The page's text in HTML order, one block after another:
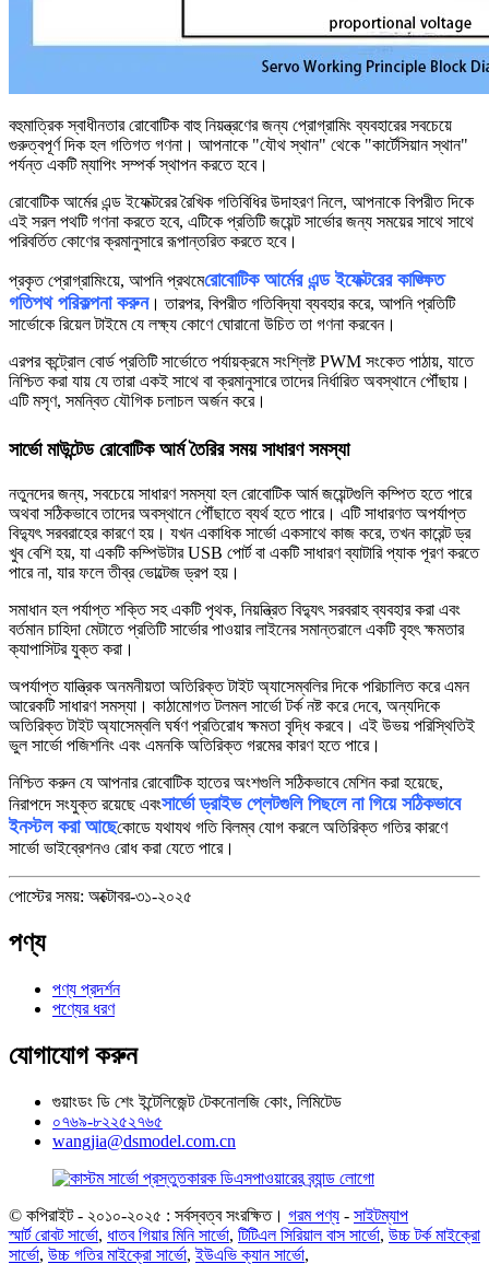
বহুমাত্রিক স্বাধীনতার রোবোটিক বাহু নিয়ন্ত্রণের জন্য প্রোগ্রামিং ব্যবহারের সবচেয়ে
গুরুত্বপূর্ণ দিক হল গতিগত গণনা। আপনাকে "যৌথ স্থান" থেকে "কার্টেসিয়ান স্থান"
পর্যন্ত একটি ম্যাপিং সম্পর্ক স্থাপন করতে হবে।
রোবোটিক আর্মের এন্ড ইফেক্টরের রৈখিক গতিবিধির উদাহরণ নিলে, আপনাকে বিপরীত দিকে
এই সরল পথটি গণনা করতে হবে, এটিকে প্রতিটি জয়েন্ট সার্ভোর জন্য সময়ের সাথে সাথে
পরিবর্তিত কোণের ক্রমানুসারে রূপান্তরিত করতে হবে।
প্রকৃত প্রোগ্রামিংয়ে, আপনি প্রথমেরোবোটিক আর্মের এন্ড ইফেক্টরের কাঙ্ক্ষিত
গতিপথ পরিকল্পনা করুন। তারপর, বিপরীত গতিবিদ্যা ব্যবহার করে, আপনি প্রতিটি
সার্ভোকে রিয়েল টাইমে যে লক্ষ্য কোণে ঘোরানো উচিত তা গণনা করবেন।
এরপর কন্ট্রোল বোর্ড প্রতিটি সার্ভোতে পর্যায়ক্রমে সংশ্লিষ্ট PWM সংকেত পাঠায়, যাতে
নিশ্চিত করা যায় যে তারা একই সাথে বা ক্রমানুসারে তাদের নির্ধারিত অবস্থানে পৌঁছায়।
এটি মসৃণ, সমন্বিত যৌগিক চলাচল অর্জন করে।
সার্ভো মাউন্টেড রোবোটিক আর্ম তৈরির সময় সাধারণ সমস্যা
নতুনদের জন্য, সবচেয়ে সাধারণ সমস্যা হল রোবোটিক আর্ম জয়েন্টগুলি কম্পিত হতে পারে
অথবা সঠিকভাবে তাদের অবস্থানে পৌঁছাতে ব্যর্থ হতে পারে। এটি সাধারণত অপর্যাপ্ত
বিদ্যুৎ সরবরাহের কারণে হয়। যখন একাধিক সার্ভো একসাথে কাজ করে, তখন কারেন্ট ড্র
খুব বেশি হয়, যা একটি কম্পিউটার USB পোর্ট বা একটি সাধারণ ব্যাটারি প্যাক পূরণ করতে
পারে না, যার ফলে তীব্র ভোল্টেজ ড্রপ হয়।
সমাধান হল পর্যাপ্ত শক্তি সহ একটি পৃথক, নিয়ন্ত্রিত বিদ্যুৎ সরবরাহ ব্যবহার করা এবং
বর্তমান চাহিদা মেটাতে প্রতিটি সার্ভোর পাওয়ার লাইনের সমান্তরালে একটি বৃহৎ ক্ষমতার
ক্যাপাসিটর যুক্ত করা।
অপর্যাপ্ত যান্ত্রিক অনমনীয়তা অতিরিক্ত টাইট অ্যাসেম্বলির দিকে পরিচালিত করে এমন
আরেকটি সাধারণ সমস্যা। কাঠামোগত টলমল সার্ভো টর্ক নষ্ট করে দেবে, অন্যদিকে
অতিরিক্ত টাইট অ্যাসেম্বলি ঘর্ষণ প্রতিরোধ ক্ষমতা বৃদ্ধি করবে। এই উভয় পরিস্থিতিই
ভুল সার্ভো পজিশনিং এবং এমনকি অতিরিক্ত গরমের কারণ হতে পারে।
নিশ্চিত করুন যে আপনার রোবোটিক হাতের অংশগুলি সঠিকভাবে মেশিন করা হয়েছে,
নিরাপদে সংযুক্ত রয়েছে এবংসার্ভো ড্রাইভ প্লেটগুলি পিছলে না গিয়ে সঠিকভাবে
ইনস্টল করা আছেকোডে যথাযথ গতি বিলম্ব যোগ করলে অতিরিক্ত গতির কারণে
সার্ভো ভাইব্রেশনও রোধ করা যেতে পারে।
পোস্টের সময়: অক্টোবর-৩১-২০২৫
পণ্য
পণ্য প্রদর্শন
পণ্যের ধরণ
যোগাযোগ করুন
গুয়াংডং ডি শেং ইন্টেলিজেন্ট টেকনোলজি কোং, লিমিটেড
০৭৬৯-৮২২৫২৭৬৫
wangjia@dsmodel.com.cn
© কপিরাইট - ২০১০-২০২৫ : সর্বস্বত্ব সংরক্ষিত। গরম পণ্য - সাইটম্যাপ
স্মার্ট রোবট সার্ভো, ধাতব গিয়ার মিনি সার্ভো, টিটিএল সিরিয়াল বাস সার্ভো, উচ্চ টর্ক মাইক্রো
সার্ভো, উচ্চ গতির মাইক্রো সার্ভো,ইউএভি ক্যান সার্ভো,